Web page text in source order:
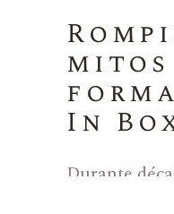
In
Durante